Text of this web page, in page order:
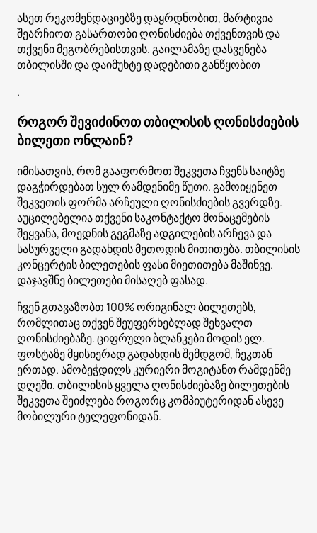
ასეთ რეკომენდაციებზე დაყრდნობით, მარტივია
შეარჩიოთ გასართობი ღონისძიება თქვენთვის და
თქვენი მეგობრებისთვის. გაილამაზე დასვენება
თბილისში და დაიმუხტე დადებითი განწყობით
.
როგორ შევიძინოთ თბილისის ღონისძიების
ბილეთი ონლაინ?
იმისათვის, რომ გააფორმოთ შეკვეთა ჩვენს საიტზე
დაგჭირდებათ სულ რამდენიმე წუთი. გამოიყენეთ
შეკვეთის ფორმა არჩეული ღონისძიების გვერდზე.
აუცილებელია თქვენი საკონტაქტო მონაცემების
შეყვანა, მოედნის გეგმაზე ადგილების არჩევა და
სასურველი გადახდის მეთოდის მითითება. თბილისის
კონცერტის ბილეთების ფასი მიეთითება მაშინვე.
დაჯავშნე ბილეთები მისაღებ ფასად.
ჩვენ გთავაზობთ 100% ორიგინალ ბილეთებს,
რომლითაც თქვენ შეუფერხებლად შეხვალთ
ღონისძიებაზე. ციფრული ბლანკები მოდის ელ.
ფოსტაზე მყისიერად გადახდის შემდგომ, ჩეკთან
ერთად. ამობეჭდილს კურიერი მოგიტანთ რამდენმე
დღეში. თბილისის ყველა ღონისძიებაზე ბილეთების
შეკვეთა შეიძლება როგორც კომპიუტერიდან ასევე
მობილური ტელეფონიდან.